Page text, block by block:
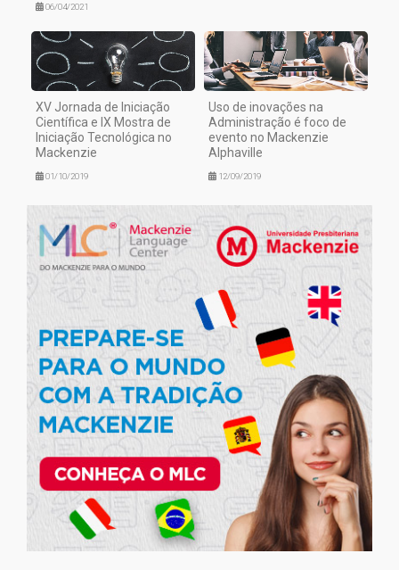
06/04/2021
XV Jornada de Iniciação
Científica e IX Mostra de
Iniciação Tecnológica no
Mackenzie
01/10/2019
Uso de inovações na
Administração é foco de
evento no Mackenzie
Alphaville
12/09/2019